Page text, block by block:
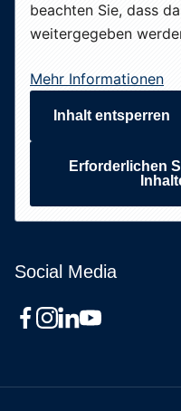
beachten Sie, dass
weitergegeben
Mehr Informationen
Inhalt entsperren
Erforderlichen
Social Media